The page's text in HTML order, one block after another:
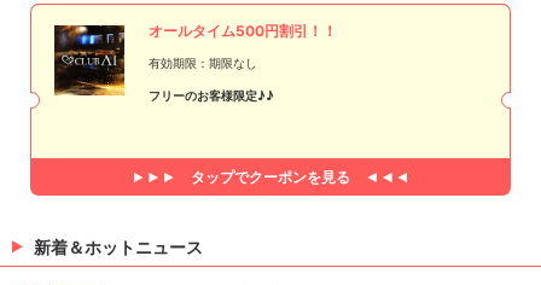
オールタイム500円割引！！
有効期限：期限なし
フリーのお客様限定♪♪
タップでクーポンを見る
新着＆ホットニュース